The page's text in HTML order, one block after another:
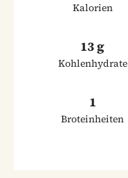
Kalorien
13 g
Kohlenhydrate
1
Broteinheiten